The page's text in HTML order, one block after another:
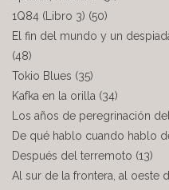
1Q84 (Libro 3) (50)
El fin del mundo y un
(48)
Tokio Blues (35)
Kafka en la orilla (34)
Los años de peregrinación
De qué hablo cuando hablo
Después del terremoto (13)
Al sur de la frontera, al oeste